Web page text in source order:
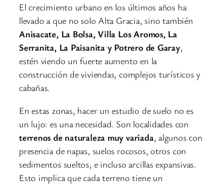
El crecimiento urbano en los últimos años ha
llevado a que no solo Alta Gracia, sino también
Anisacate, La Bolsa, Villa Los Aromos, La
Serranita, La Paisanita y Potrero de Garay,
estén viendo un fuerte aumento en la
construcción de viviendas, complejos turísticos y
cabañas.
En estas zonas, hacer un estudio de suelo no es
un lujo: es una necesidad. Son localidades con
terrenos de naturaleza muy variada, algunos con
presencia de napas, suelos rocosos, otros con
sedimentos sueltos, e incluso arcillas expansivas.
Esto implica que cada terreno tiene un